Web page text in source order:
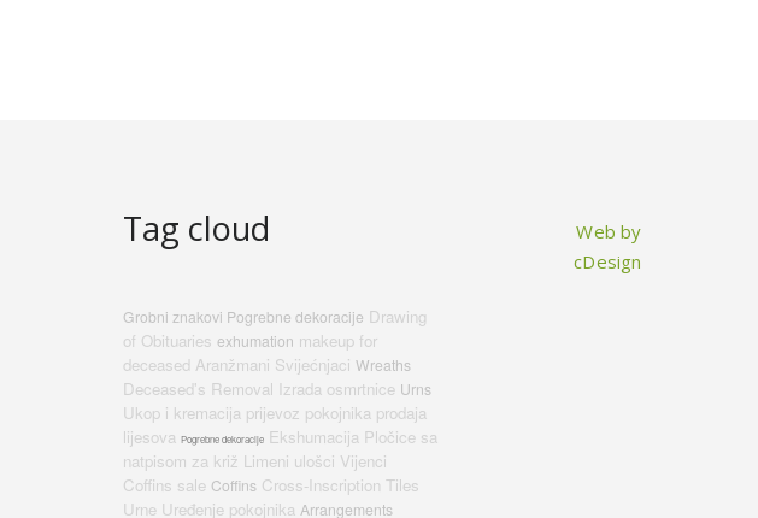
Tag cloud
Grobni znakovi Pogrebne dekoracije Drawing
of Obituaries exhumation makeup for
deceased Aranžmani Svijećnjaci Wreaths
Deceased's Removal Izrada osmrtnice Urns
Ukop i kremacija prijevoz pokojnika prodaja
lijesova Pogrebne dekoracije Ekshumacija Pločice sa
natpisom za križ Limeni ulošci Vijenci
Coffins sale Coffins Cross-Inscription Tiles
Urne Uređenje pokojnika Arrangements
Web by
cDesign